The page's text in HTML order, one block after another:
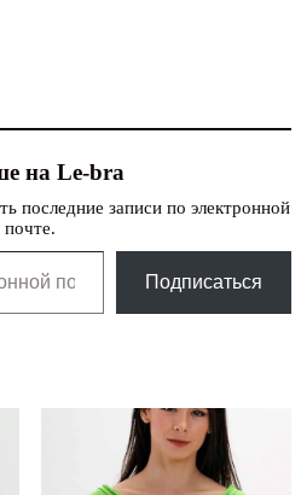
на Le-bra
последние записи по электронной
почте.
Подписаться